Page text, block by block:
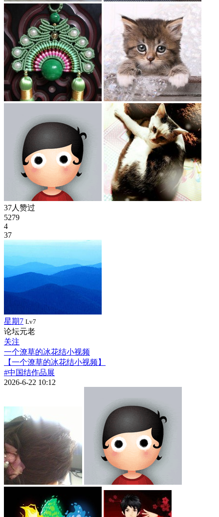
37人赞过
5279
4
37
星期7 Lv7
论坛元老
关注
一个潦草的冰花结小视频
【一个潦草的冰花结小视频】
#中国结作品展
2026-6-22 10:12